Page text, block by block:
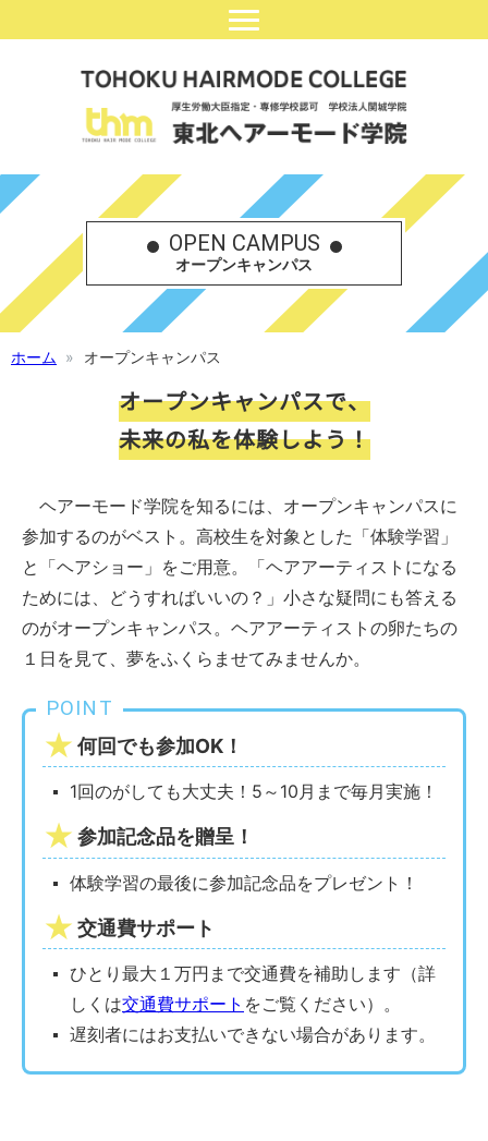
OPEN CAMPUS
オープンキャンパス
ホーム オープンキャンパス
オープンキャンパスで、
未来の私を体験しよう！
ヘアーモード学院を知るには、オープンキャンパスに
参加するのがベスト。高校生を対象とした「体験学習」
と「ヘアショー」をご用意。「ヘアアーティストになる
ためには、どうすればいいの？」小さな疑問にも答える
のがオープンキャンパス。ヘアアーティストの卵たちの
１日を見て、夢をふくらませてみませんか。
POINT
何回でも参加OK！
1回のがしても大丈夫！5～10月まで毎月実施！
参加記念品を贈呈！
体験学習の最後に参加記念品をプレゼント！
交通費サポート
ひとり最大１万円まで交通費を補助します（詳
しくは交通費サポート をご覧ください）。
遅刻者にはお支払いできない場合があります。